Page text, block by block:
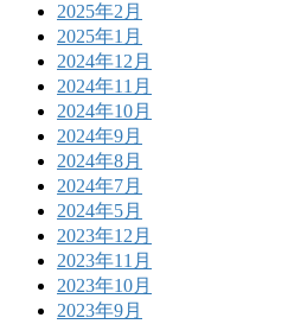
2025年2月
2025年1月
2024年12月
2024年11月
2024年10月
2024年9月
2024年8月
2024年7月
2024年5月
2023年12月
2023年11月
2023年10月
2023年9月